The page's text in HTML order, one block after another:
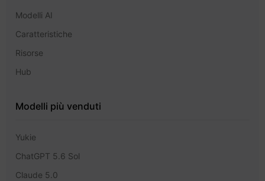
Modelli AI
Caratteristiche
Risorse
Hub
Modelli più venduti
Yukie
ChatGPT 5.6 Sol
Claude 5.0